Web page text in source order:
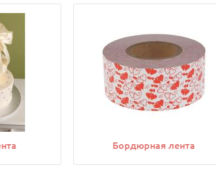
Бордюрная лента